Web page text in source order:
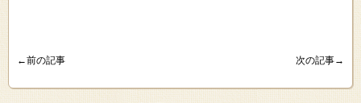
←前の記事 次の記事→